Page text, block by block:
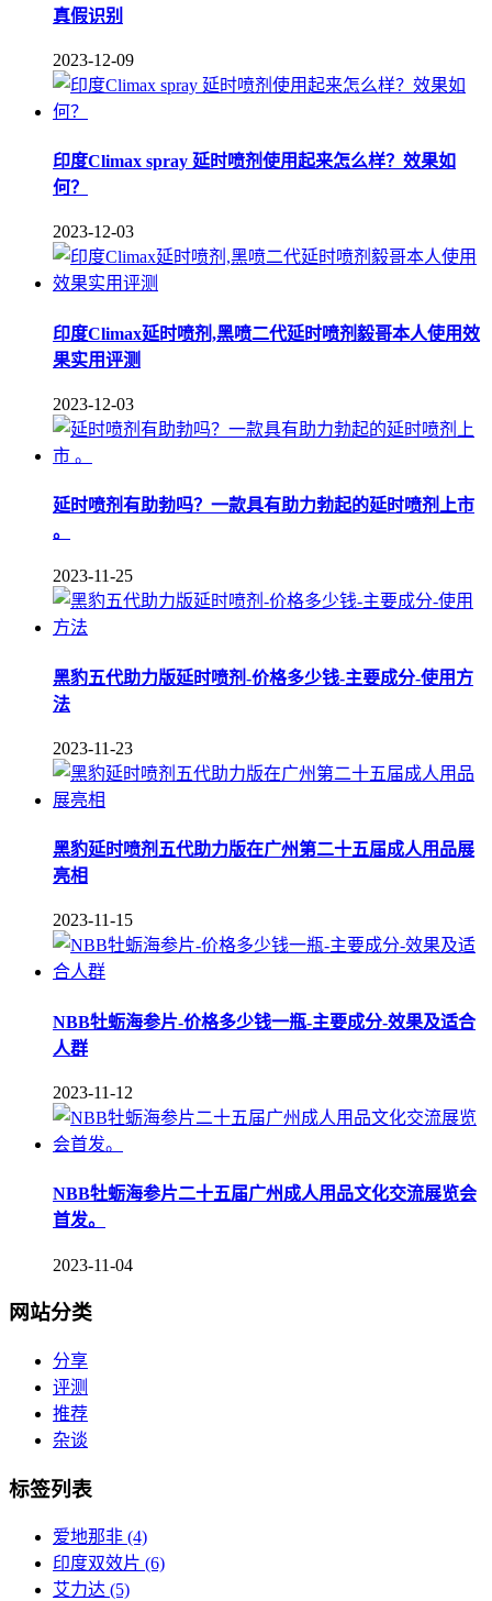
真假识别
2023-12-09
印度Climax spray 延时喷剂使用起来怎么样？效果如
何？
2023-12-03
印度Climax延时喷剂,黑喷二代延时喷剂毅哥本人使用效
果实用评测
2023-12-03
延时喷剂有助勃吗？一款具有助力勃起的延时喷剂上市
。
2023-11-25
黑豹五代助力版延时喷剂-价格多少钱-主要成分-使用方
法
2023-11-23
黑豹延时喷剂五代助力版在广州第二十五届成人用品展
亮相
2023-11-15
NBB牡蛎海参片-价格多少钱一瓶-主要成分-效果及适合
人群
2023-11-12
NBB牡蛎海参片二十五届广州成人用品文化交流展览会
首发。
2023-11-04
网站分类
分享
评测
推荐
杂谈
标签列表
爱地那非 (4)
印度双效片 (6)
艾力达 (5)